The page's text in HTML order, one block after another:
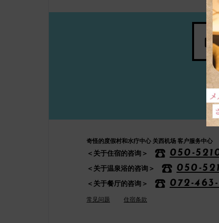
奇怪的度假村和水疗中心 关西机场 客户服务中心
＜关于住宿的咨询＞ 050-
＜关于温泉浴的咨询＞ 050-
＜关于餐厅的咨询＞ 072-
常见问题 住宿条款